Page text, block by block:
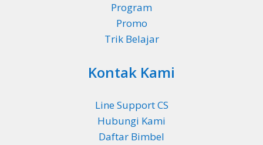
Program
Promo
Trik Belajar
Kontak Kami
Line Support CS
Hubungi Kami
Daftar Bimbel